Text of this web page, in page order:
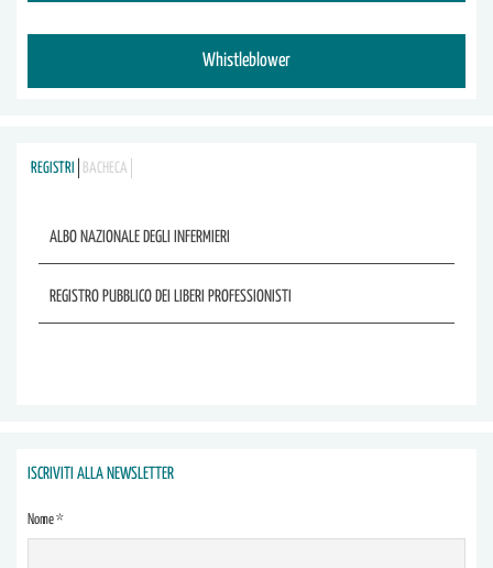
Whistleblower
REGISTRI BACHECA
ALBO NAZIONALE DEGLI INFERMIERI
REGISTRO PUBBLICO DEI LIBERI PROFESSIONISTI
ISCRIVITI ALLA NEWSLETTER
Nome *